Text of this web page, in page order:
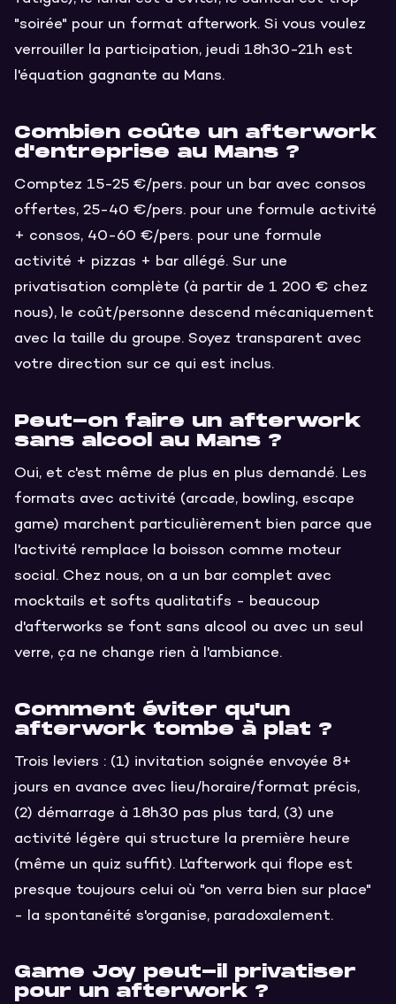
"soirée" pour un format afterwork. Si vous voulez
verrouiller la participation, jeudi 18h30-21h est
l'équation gagnante au Mans.
Combien coûte un afterwork
d'entreprise au Mans ?
Comptez 15-25 €/pers. pour un bar avec consos
offertes, 25-40 €/pers. pour une formule activité
+ consos, 40-60 €/pers. pour une formule
activité + pizzas + bar allégé. Sur une
privatisation complète (à partir de 1 200 € chez
nous), le coût/personne descend mécaniquement
avec la taille du groupe. Soyez transparent avec
votre direction sur ce qui est inclus.
Peut-on faire un afterwork
sans alcool au Mans ?
Oui, et c'est même de plus en plus demandé. Les
formats avec activité (arcade, bowling, escape
game) marchent particulièrement bien parce que
l'activité remplace la boisson comme moteur
social. Chez nous, on a un bar complet avec
mocktails et softs qualitatifs - beaucoup
d'afterworks se font sans alcool ou avec un seul
verre, ça ne change rien à l'ambiance.
Comment éviter qu'un
afterwork tombe à plat ?
Trois leviers : (1) invitation soignée envoyée 8+
jours en avance avec lieu/horaire/format précis,
(2) démarrage à 18h30 pas plus tard, (3) une
activité légère qui structure la première heure
(même un quiz suffit). L'afterwork qui flope est
presque toujours celui où "on verra bien sur place"
- la spontanéité s'organise, paradoxalement.
Game Joy peut-il privatiser
pour un afterwork ?